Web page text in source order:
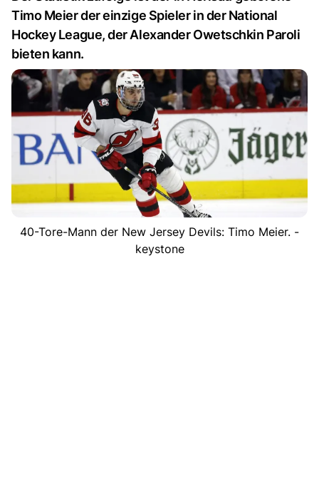
Timo Meier der einzige Spieler in der National
Hockey League, der Alexander Owetschkin Paroli
bieten kann.
40-Tore-Mann der New Jersey Devils: Timo Meier. -
keystone